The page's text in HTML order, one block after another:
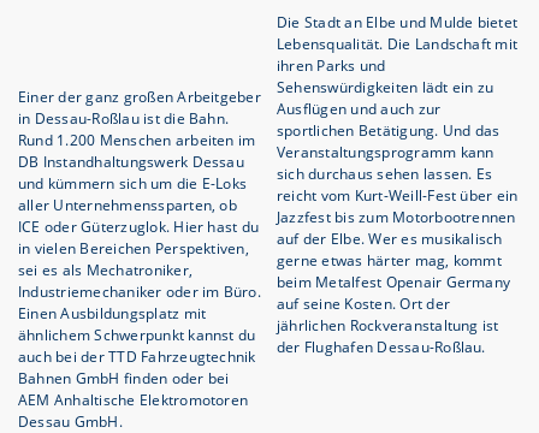
Einer der ganz großen Arbeitgeber
in Dessau-Roßlau ist die Bahn.
Rund 1.200 Menschen arbeiten im
DB Instandhaltungswerk Dessau
und kümmern sich um die E-Loks
aller Unternehmenssparten, ob
ICE oder Güterzuglok. Hier hast du
in vielen Bereichen Perspektiven,
sei es als Mechatroniker,
Industriemechaniker oder im Büro.
Einen Ausbildungsplatz mit
ähnlichem Schwerpunkt kannst du
auch bei der TTD Fahrzeugtechnik
Bahnen GmbH finden oder bei
AEM Anhaltische Elektromotoren
Dessau GmbH.
Die Stadt an Elbe und Mulde bietet
Lebensqualität. Die Landschaft mit
ihren Parks und
Sehenswürdigkeiten lädt ein zu
Ausflügen und auch zur
sportlichen Betätigung. Und das
Veranstaltungsprogramm kann
sich durchaus sehen lassen. Es
reicht vom Kurt-Weill-Fest über ein
Jazzfest bis zum Motorbootrennen
auf der Elbe. Wer es musikalisch
gerne etwas härter mag, kommt
beim Metalfest Openair Germany
auf seine Kosten. Ort der
jährlichen Rockveranstaltung ist
der Flughafen Dessau-Roßlau.